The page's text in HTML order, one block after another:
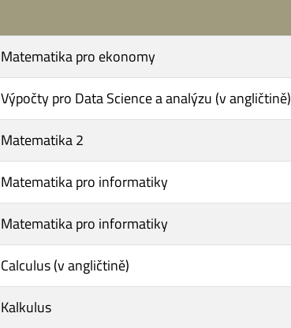
Matematika pro ekonomy
Výpočty pro Data Science a analýzu (v angličtině)
Matematika 2
Matematika pro informatiky
Matematika pro informatiky
Calculus (v angličtině)
Kalkulus